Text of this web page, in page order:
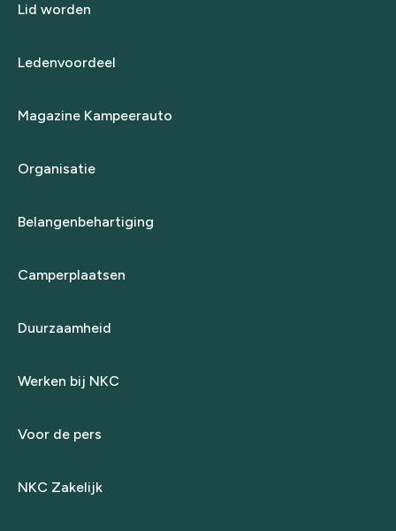
Lid worden
Ledenvoordeel
Magazine Kampeerauto
Organisatie
Belangenbehartiging
Camperplaatsen
Duurzaamheid
Werken bij NKC
Voor de pers
NKC Zakelijk